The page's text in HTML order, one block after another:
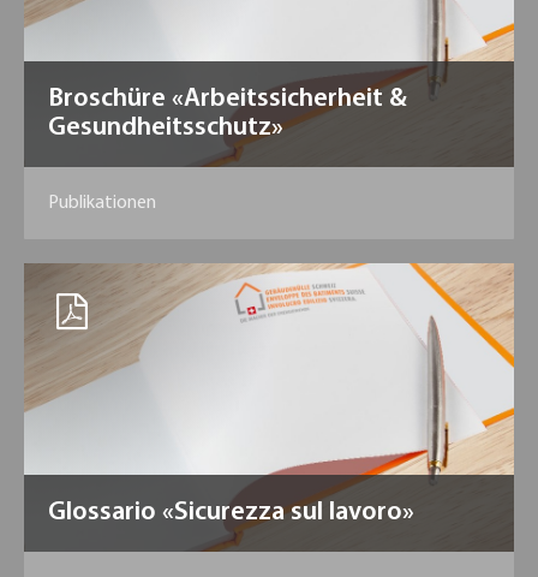
Broschüre «Arbeitssicherheit &
Gesundheitsschutz»
Publikationen
Glossario «Sicurezza sul lavoro»